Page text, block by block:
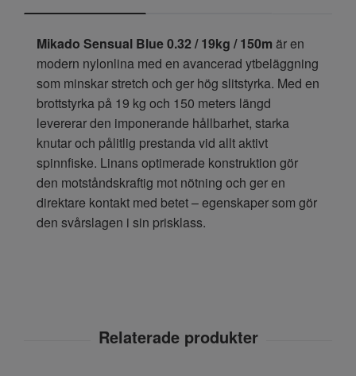
Mikado Sensual Blue 0.32 / 19kg / 150m är en
modern nylonlina med en avancerad ytbeläggning
som minskar stretch och ger hög slitstyrka. Med en
brottstyrka på 19 kg och 150 meters längd
levererar den imponerande hållbarhet, starka
knutar och pålitlig prestanda vid allt aktivt
spinnfiske. Linans optimerade konstruktion gör
den motståndskraftig mot nötning och ger en
direktare kontakt med betet – egenskaper som gör
den svårslagen i sin prisklass.